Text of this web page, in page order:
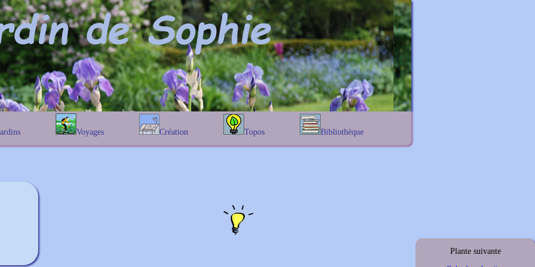
Voyages
En Belgique
Création
Prairies fleuries
Topos
Les chênes
Les Euonymus
Bibliothèque
Lexique noms propres
Plante suivante